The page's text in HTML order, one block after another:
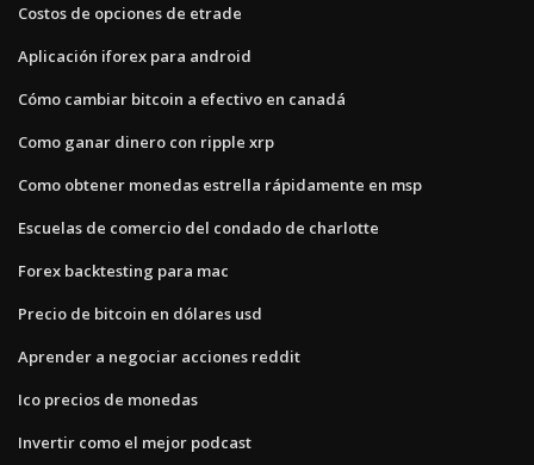
Costos de opciones de etrade
Aplicación iforex para android
Cómo cambiar bitcoin a efectivo en canadá
Como ganar dinero con ripple xrp
Como obtener monedas estrella rápidamente en msp
Escuelas de comercio del condado de charlotte
Forex backtesting para mac
Precio de bitcoin en dólares usd
Aprender a negociar acciones reddit
Ico precios de monedas
Invertir como el mejor podcast